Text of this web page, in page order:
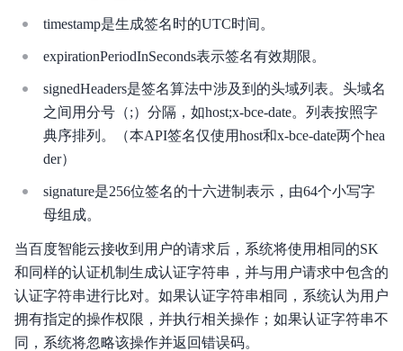
操作指南
最佳实践
性能白皮书
OpenAPI
相关协议
Agent 记忆服务
timestamp是生成签名时的UTC时间。
expirationPeriodInSeconds表示签名有效期限。
signedHeaders是签名算法中涉及到的头域列表。头域名
之间用分号（;）分隔，如host;x-bce-date。列表按照字
典序排列。（本API签名仅使用host和x-bce-date两个hea
der）
signature是256位签名的十六进制表示，由64个小写字
母组成。
当百度智能云接收到用户的请求后，系统将使用相同的SK
和同样的认证机制生成认证字符串，并与用户请求中包含的
认证字符串进行比对。如果认证字符串相同，系统认为用户
拥有指定的操作权限，并执行相关操作；如果认证字符串不
同，系统将忽略该操作并返回错误码。